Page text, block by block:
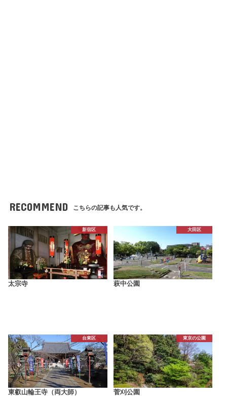
RECOMMEND こちらの記事も人気です。
新宿区
太宗寺
大田区
萩中公園
台東区
東叡山輪王寺（両大師）
東京の公園
菅刈公園